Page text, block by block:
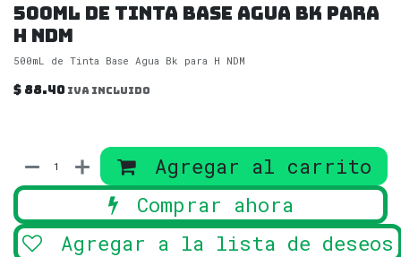
500mL de Tinta Base Agua Bk para
H NDM
500mL de Tinta Base Agua Bk para H NDM
$ 88.40 IVA incluido
Agregar al carrito
Comprar ahora
Agregar a la lista de deseos